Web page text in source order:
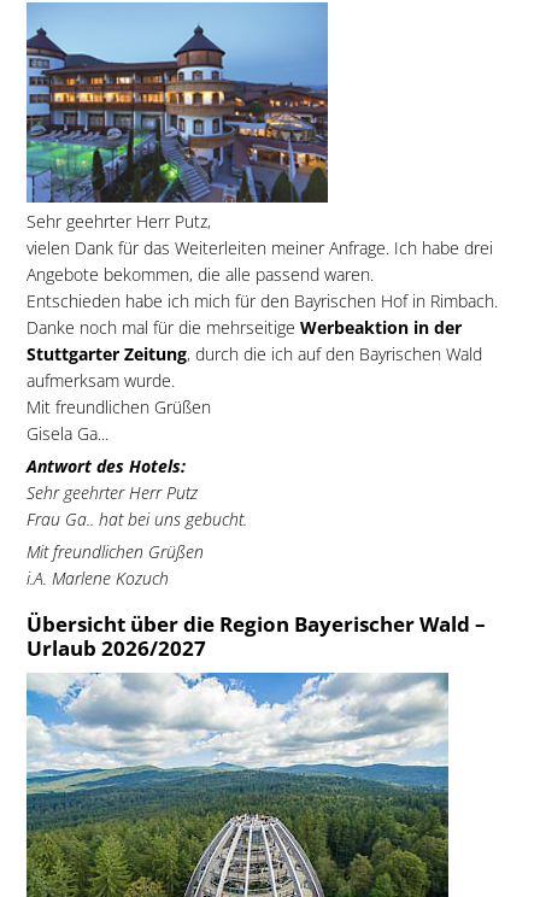
Sehr geehrter Herr Putz,
vielen Dank für das Weiterleiten meiner Anfrage. Ich habe drei
Angebote bekommen, die alle passend waren.
Entschieden habe ich mich für den Bayrischen Hof in Rimbach.
Danke noch mal für die mehrseitige Werbeaktion in der
Stuttgarter Zeitung, durch die ich auf den Bayrischen Wald
aufmerksam wurde.
Mit freundlichen Grüßen
Gisela Ga...
Antwort des Hotels:
Sehr geehrter Herr Putz
Frau Ga.. hat bei uns gebucht.
Mit freundlichen Grüßen
i.A. Marlene Kozuch
Übersicht über die Region Bayerischer Wald –
Urlaub 2026/2027